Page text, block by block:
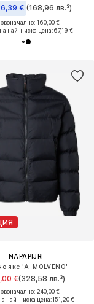
€ (168,96 лв.³)
160,00 €
най-ниска цена:67,19 €
NAPAPIJRI
яке 'A-MOLVENO'
€(328,58 лв.³)
240,00 €
най-ниска цена:151,20 €